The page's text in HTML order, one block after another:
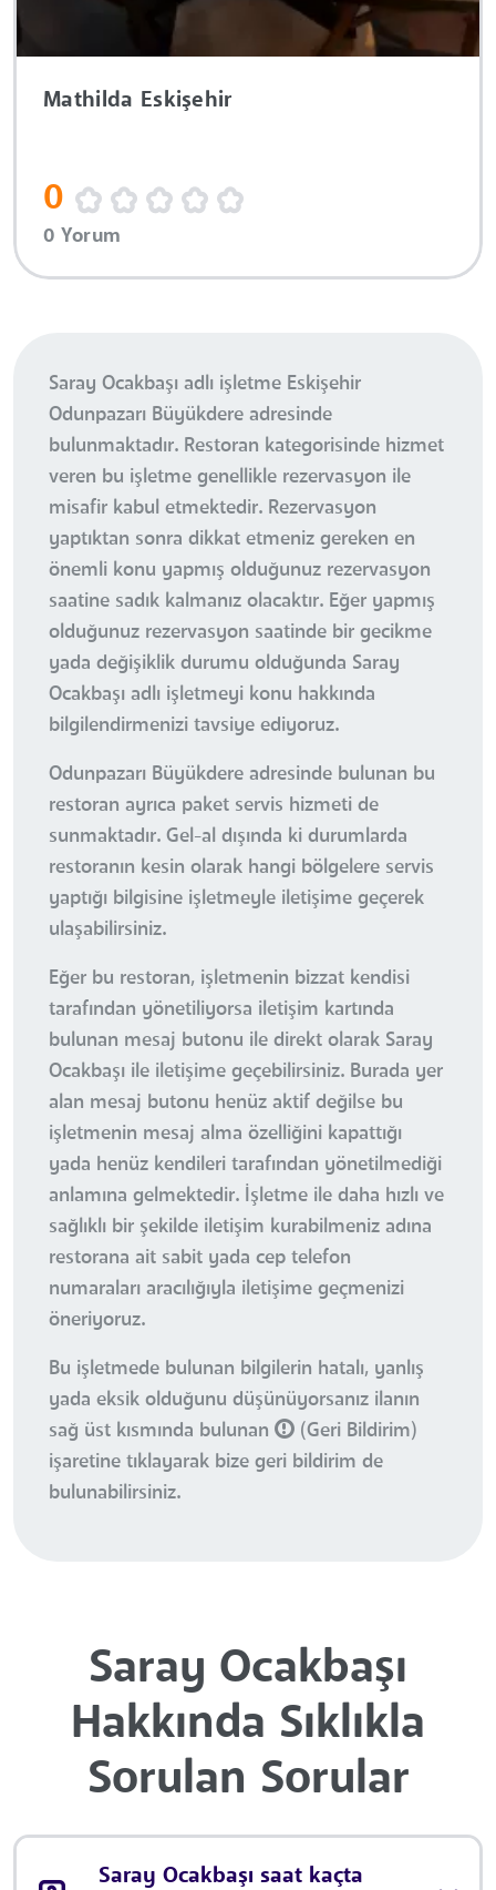
Mathilda Eskişehir
0
0 Yorum
Saray Ocakbaşı adlı işletme Eskişehir
Odunpazarı Büyükdere adresinde
bulunmaktadır. Restoran kategorisinde hizmet
veren bu işletme genellikle rezervasyon ile
misafir kabul etmektedir. Rezervasyon
yaptıktan sonra dikkat etmeniz gereken en
önemli konu yapmış olduğunuz rezervasyon
saatine sadık kalmanız olacaktır. Eğer yapmış
olduğunuz rezervasyon saatinde bir gecikme
yada değişiklik durumu olduğunda Saray
Ocakbaşı adlı işletmeyi konu hakkında
bilgilendirmenizi tavsiye ediyoruz.
Odunpazarı Büyükdere adresinde bulunan bu
restoran ayrıca paket servis hizmeti de
sunmaktadır. Gel-al dışında ki durumlarda
restoranın kesin olarak hangi bölgelere servis
yaptığı bilgisine işletmeyle iletişime geçerek
ulaşabilirsiniz.
Eğer bu restoran, işletmenin bizzat kendisi
tarafından yönetiliyorsa iletişim kartında
bulunan mesaj butonu ile direkt olarak Saray
Ocakbaşı ile iletişime geçebilirsiniz. Burada yer
alan mesaj butonu henüz aktif değilse bu
işletmenin mesaj alma özelliğini kapattığı
yada henüz kendileri tarafından yönetilmediği
anlamına gelmektedir. İşletme ile daha hızlı ve
sağlıklı bir şekilde iletişim kurabilmeniz adına
restorana ait sabit yada cep telefon
numaraları aracılığıyla iletişime geçmenizi
öneriyoruz.
Bu işletmede bulunan bilgilerin hatalı, yanlış
yada eksik olduğunu düşünüyorsanız ilanın
sağ üst kısmında bulunan
(Geri Bildirim)
işaretine tıklayarak bize geri bildirim de
bulunabilirsiniz.
Saray Ocakbaşı
Hakkında Sıklıkla
Sorulan Sorular
Saray Ocakbaşı saat kaçta